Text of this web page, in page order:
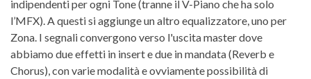
indipendenti per ogni Tone (tranne il V-Piano che ha solo
l’MFX). A questi si aggiunge un altro equalizzatore, uno per
Zona. I segnali convergono verso l'uscita master dove
abbiamo due effetti in insert e due in mandata (Reverb e
Chorus), con varie modalità e ovviamente possibilità di